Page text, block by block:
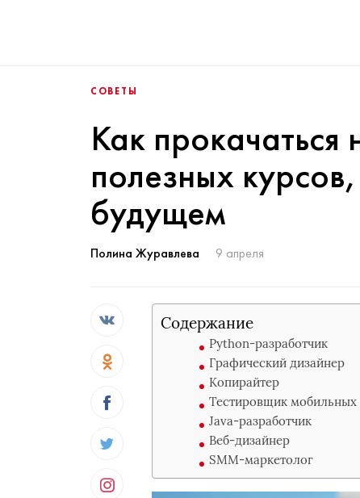
СОВЕТЫ
Как
полезных
будущем
Полина Журавлева 9 апреля
Содержание
Python-разработчик
Графический дизайнер
Копирайтер
Тестировщик
Java-разработчик
Веб-дизайнер
SMM-маркетолог